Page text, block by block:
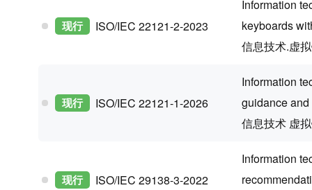
现行 ISO/IEC 22121-2-2023
Information
keyboards
信息技术.虚
现行 ISO/IEC 22121-1-2026
Information
guidance
信息技术 虚
现行 ISO/IEC 29138-3-2022
Information